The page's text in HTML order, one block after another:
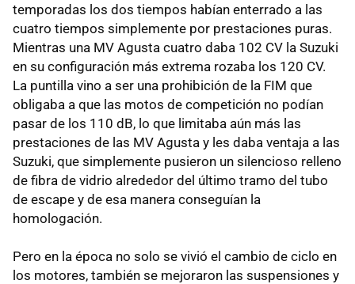
temporadas los dos tiempos habían enterrado a las
cuatro tiempos simplemente por prestaciones puras.
Mientras una MV Agusta cuatro daba 102 CV la Suzuki
en su configuración más extrema rozaba los 120 CV.
La puntilla vino a ser una prohibición de la FIM que
obligaba a que las motos de competición no podían
pasar de los 110 dB, lo que limitaba aún más las
prestaciones de las MV Agusta y les daba ventaja a las
Suzuki, que simplemente pusieron un silencioso relleno
de fibra de vidrio alrededor del último tramo del tubo
de escape y de esa manera conseguían la
homologación.
Pero en la época no solo se vivió el cambio de ciclo en
los motores, también se mejoraron las suspensiones y